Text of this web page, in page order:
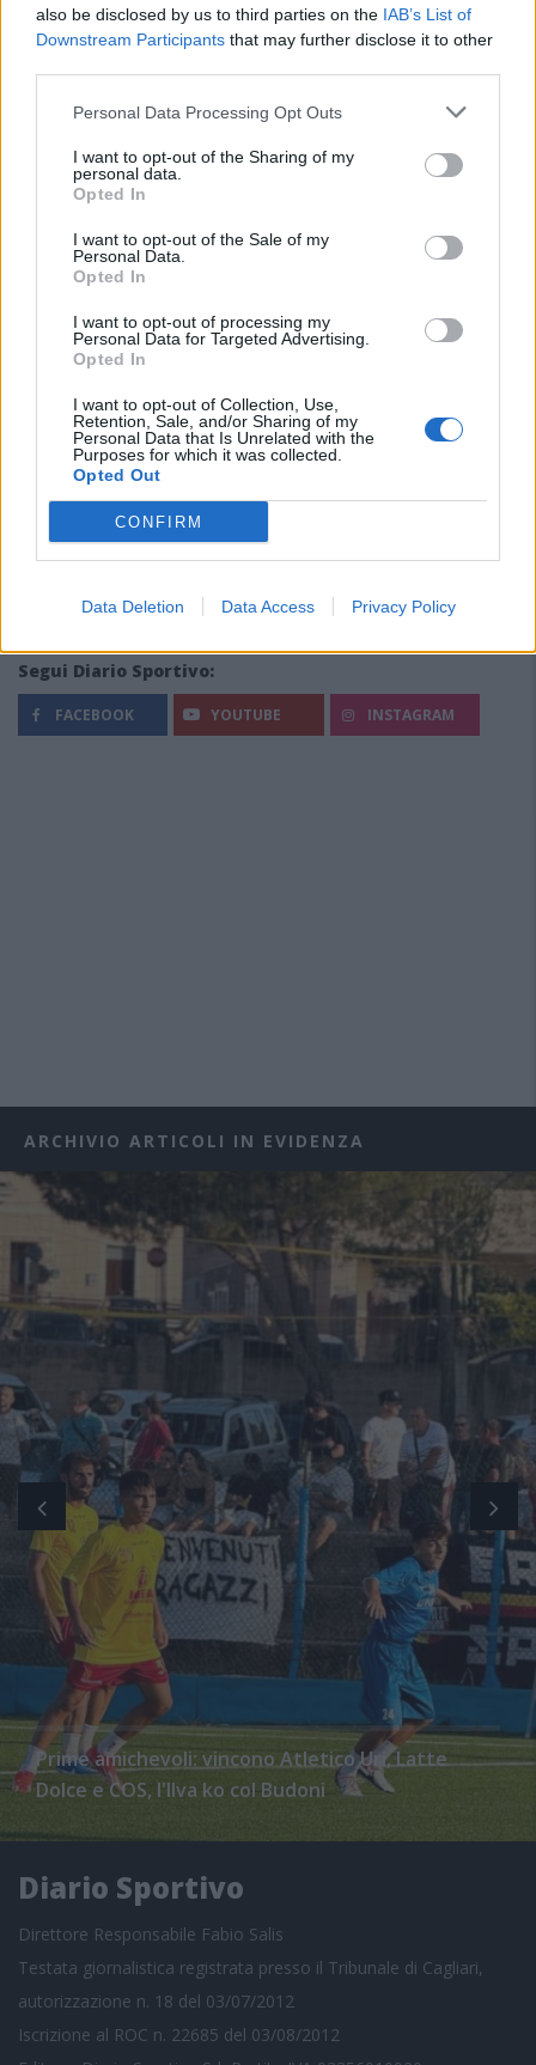
also be disclosed by us to third parties on the IAB’s List of
Downstream Participants that may further disclose it to other
Personal Data Processing Opt Outs
I want to opt-out of the Sharing of my
personal data.
Opted In
I want to opt-out of the Sale of my
Personal Data.
Opted In
I want to opt-out of processing my
Personal Data for Targeted Advertising.
Opted In
I want to opt-out of Collection, Use,
Retention, Sale, and/or Sharing of my
Personal Data that Is Unrelated with the
Purposes for which it was collected.
Opted Out
CONFIRM
Data Deletion Data Access Privacy Policy
Il Latte Dolce prende Dumani dalla Torres,
Mascia, Sorgente, Lopes, Limberti e Cherchi
gli altri acquisti
8 Ago 2026
Lnd, oggi le ufficialità sui ripescaggi e poi il
CR sardo può completare i propri organici
Segui Diario Sportivo:
FACEBOOK YOUTUBE INSTAGRAM
ARCHIVIO ARTICOLI IN EVIDENZA
Prime amichevoli: vincono Atletico Uri, Latte
Dolce e COS, l'Ilva ko col Budoni
Diario Sportivo
Direttore Responsabile Fabio Salis
Testata giornalistica registrata presso il Tribunale di Cagliari,
autorizzazione n. 18 del 03/07/2012
Iscrizione al ROC n. 22685 del 03/08/2012